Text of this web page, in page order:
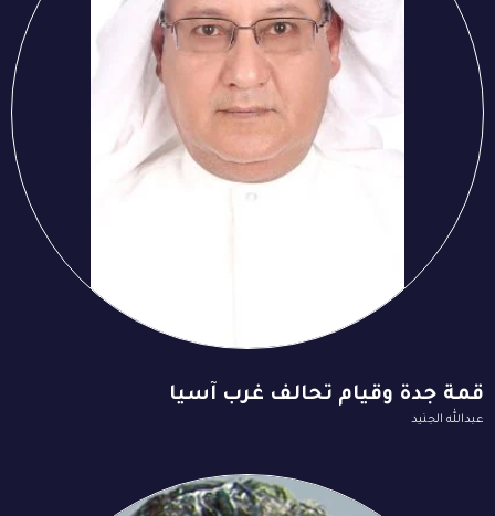
قمة جدة وقيام تحالف غرب آسيا
عبدالله الجنيد